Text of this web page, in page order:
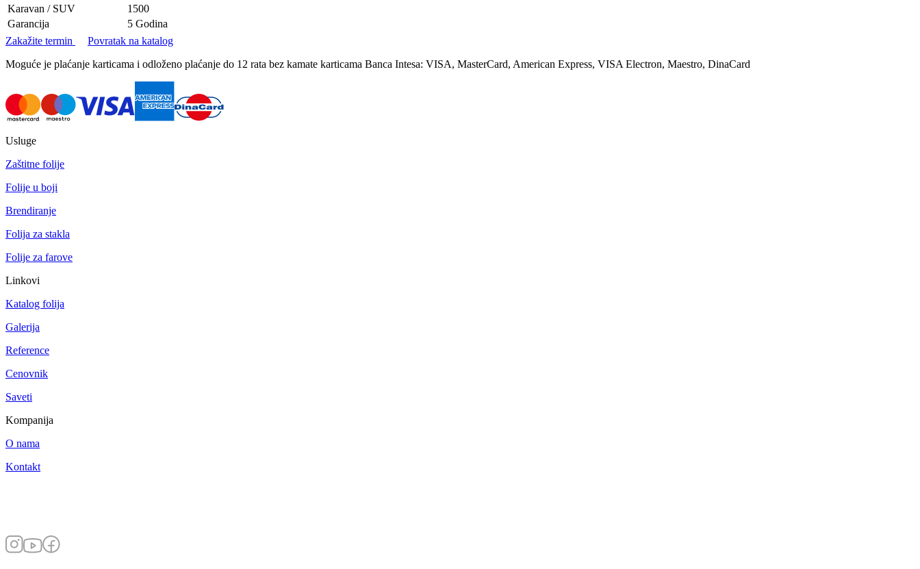
Karavan / SUV
1500
Garancija
5 Godina
Zakažite termin
Povratak na katalog
Moguće je plaćanje karticama i odloženo plaćanje do 12 rata bez kamate karticama Banca Intesa: VISA, MasterCard, American Express, VISA Electron, Maestro, DinaCard
Usluge
Zaštitne folije
Folije u boji
Brendiranje
Folija za stakla
Folije za farove
Linkovi
Katalog folija
Galerija
Reference
Cenovnik
Saveti
Kompanija
O nama
Kontakt